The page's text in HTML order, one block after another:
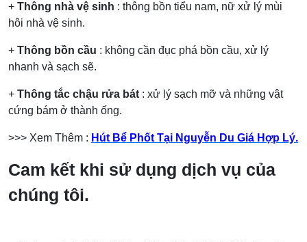
+ Thông nhà vệ sinh : thông bồn tiểu nam, nữ xử lý mùi
hôi nhà vệ sinh.
+ Thông bồn cầu : không cần đục phá bồn cầu, xử lý
nhanh và sạch sẽ.
+ Thông tắc chậu rửa bát : xử lý sạch mỡ và những vật
cứng bám ở thành ống.
>>> Xem Thêm : Hút Bể Phốt Tại Nguyễn Du Giá Hợp Lý.
Cam kết khi sử dụng dịch vụ của
chúng tôi.